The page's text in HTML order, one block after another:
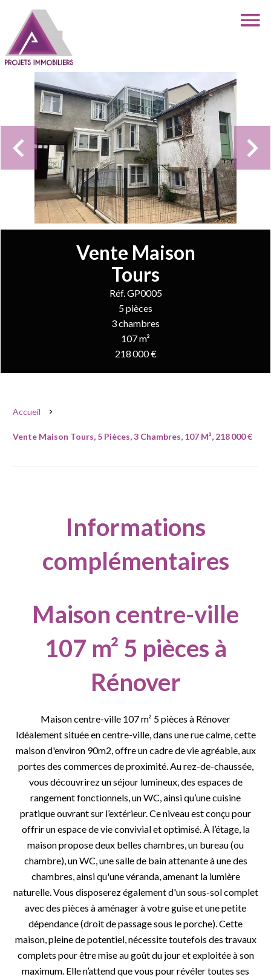
Vente Maison
Tours
Réf. GP0005
5 pièces
3 chambres
107 m²
218 000 €
Accueil
Vente Maison Tours, 5 Pièces, 3 Chambres, 107 M², 218 000 €
Informations
complémentaires
Maison centre-ville
107 m² 5 pièces à
Rénover
Maison centre-ville 107 m² 5 pièces à Rénover
Idéalement située en centre-ville, dans une rue calme, cette
maison d'environ 90m2, offre un cadre de vie agréable, aux
portes des commerces de proximité. Au rez-de-chaussée,
vous découvrirez un séjour lumineux, des espaces de
rangement fonctionnels, un WC, ainsi qu’une cuisine
pratique ouvrant sur l’extérieur. Ce niveau est conçu pour
offrir un espace de vie convivial et optimisé. À l’étage, la
maison propose deux belles chambres, un bureau (ou
chambre), un WC, une salle de bain attenante à une des
chambres, ainsi qu'une véranda, amenant la lumière
naturelle. Vous disposerez également d'un sous-sol complet
avec des pièces à aménager à votre guise et une petite
dépendance (droit de passage sous le porche). Cette
maison, pleine de potentiel, nécessite toutefois des travaux
complets pour être mise au goût du jour et exploitée à son
maximum. Elle n’attend que vous pour révéler toutes ses